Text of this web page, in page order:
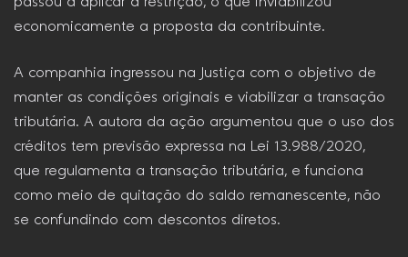
economicamente a proposta da contribuinte.
A companhia ingressou na Justiça com o objetivo de
manter as condições originais e viabilizar a transação
tributária. A autora da ação argumentou que o uso dos
créditos tem previsão expressa na Lei 13.988/2020,
que regulamenta a transação tributária, e funciona
como meio de quitação do saldo remanescente, não
se confundindo com descontos diretos.